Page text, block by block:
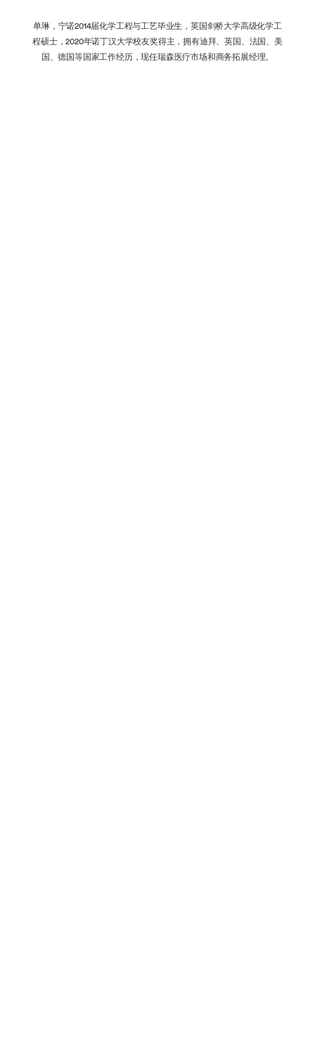
单琳，宁诺2014届化学工程与工艺毕业生，英国剑桥大学高级化学工
程硕士，2020年诺丁汉大学校友奖得主，拥有迪拜、英国、法国、美
国、德国等国家工作经历，现任瑞森医疗市场和商务拓展经理。